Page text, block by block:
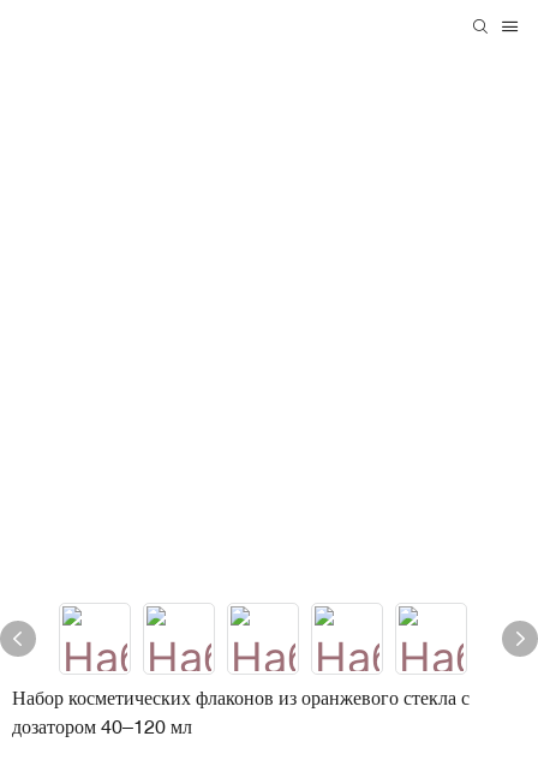
Набор косметических флаконов из оранжевого стекла с
дозатором 40–120 мл